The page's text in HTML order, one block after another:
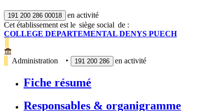
191 200 286 00018
en activité
Cet établissement est le siège social de :
COLLEGE DEPARTEMENTAL DENYS PUECH
Administration ‣ 191 200 286 en activité
Fiche résumé
Responsables & organigramme